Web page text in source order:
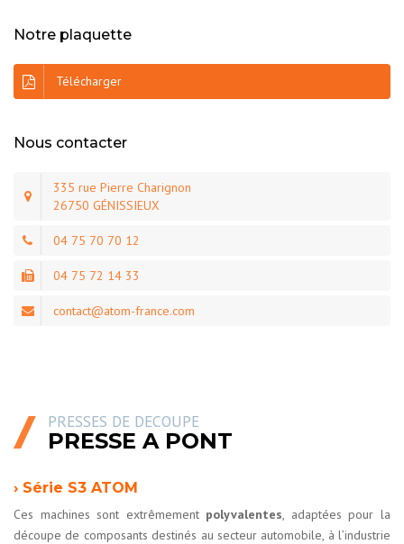
Notre plaquette
Télécharger
Nous contacter
335 rue Pierre Charignon
26750 GÉNISSIEUX
04 75 70 70 12
04 75 72 14 33
contact@atom-france.com
PRESSES DE DECOUPE
PRESSE A PONT
› Série S3 ATOM
Ces machines sont extrêmement polyvalentes, adaptées pour la
découpe de composants destinés au secteur automobile, à l’industrie